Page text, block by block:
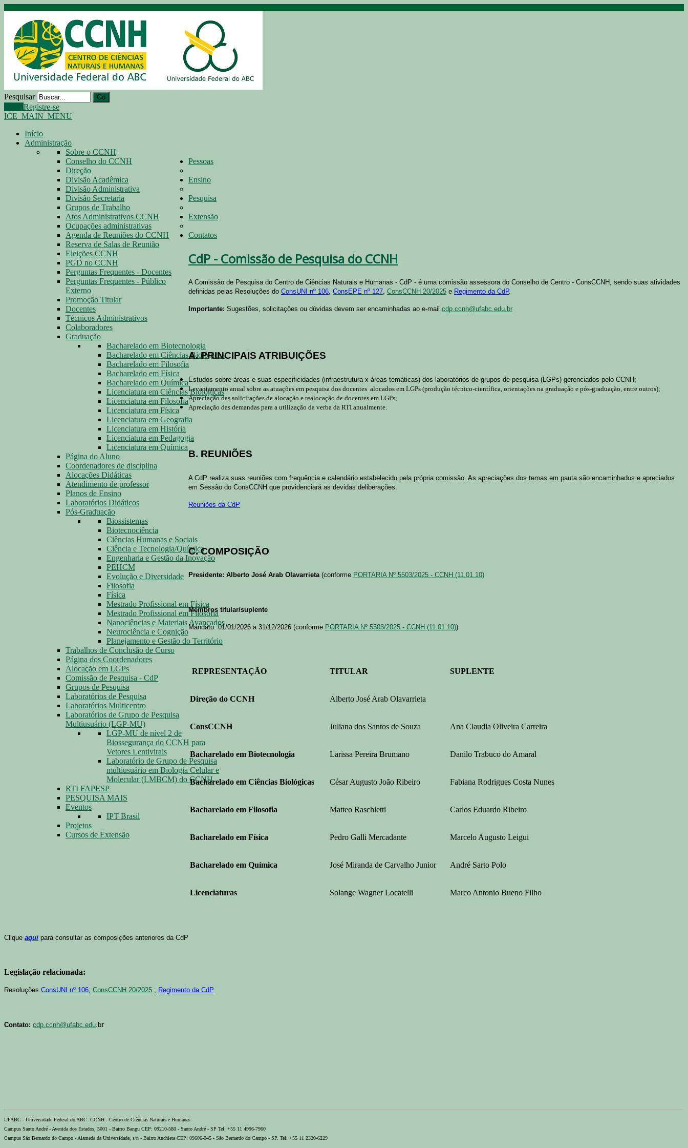
Pesquisar Go
Registre-se
ICE_MAIN_MENU
Início
Administração
Sobre o CCNH
Conselho do CCNH
Direção
Divisão Acadêmica
Divisão Administrativa
Divisão Secretaria
Grupos de Trabalho
Atos Administrativos CCNH
Ocupações administrativas
Agenda de Reuniões do CCNH
Reserva de Salas de Reunião
Eleições CCNH
PGD no CCNH
Perguntas Frequentes - Docentes
Perguntas Frequentes - Público
Externo
Promoção Titular
Pessoas
Docentes
Técnicos Administrativos
Colaboradores
Ensino
Graduação
Bacharelado em Biotecnologia
Bacharelado em Ciências Biológicas
Bacharelado em Filosofia
Bacharelado em Física
Bacharelado em Química
Licenciatura em Ciências Biológicas
Licenciatura em Filosofia
Licenciatura em Física
Licenciatura em Geografia
Licenciatura em História
Licenciatura em Pedagogia
Licenciatura em Química
Página do Aluno
Coordenadores de disciplina
Alocações Didáticas
Atendimento de professor
Planos de Ensino
Laboratórios Didáticos
Pós-Graduação
Biossistemas
Biotecnociência
Ciências Humanas e Sociais
Ciência e Tecnologia/Química
Engenharia e Gestão da Inovação
PEHCM
Evolução e Diversidade
Filosofia
Física
Mestrado Profissional em Física
Mestrado Profissional em Filosofia
Nanociências e Materiais Avançados
Neurociência e Cognição
Planejamento e Gestão do Território
Trabalhos de Conclusão de Curso
Página dos Coordenadores
Pesquisa
Alocação em LGPs
Comissão de Pesquisa - CdP
Grupos de Pesquisa
Laboratórios de Pesquisa
Laboratórios Multicentro
Laboratórios de Grupo de Pesquisa
Multiusuário (LGP-MU)
LGP-MU de nível 2 de
Biossegurança do CCNH para
Vetores Lentivirais
Laboratório de Grupo de Pesquisa
multiusuário em Biologia Celular e
Molecular (LMBCM) do CCNH
RTI FAPESP
PESQUISA MAIS
Extensão
Eventos
IPT Brasil
Projetos
Cursos de Extensão
Contatos
CdP - Comissão de Pesquisa do CCNH
A Comissão de Pesquisa do Centro de Ciências Naturais e Humanas - CdP - é uma comissão assessora do Conselho de Centro - ConsCCNH, sendo suas atividades
definidas pelas Resoluções do ConsUNI nº 106 ConsEPE nº 127 ConsCCNH 20/2025 e Regimento da CdP.
Importante: Sugestões, solicitações ou dúvidas devem ser encaminhadas ao e-mail cdp.ccnh@ufabc.edu.br
A. PRINCIPAIS ATRIBUIÇÕES
Estudos sobre áreas e suas especificidades (infraestrutura x áreas temáticas) dos laboratórios de grupos de pesquisa (LGPs) gerenciados pelo CCNH;
Levantamento anual sobre as atuações em pesquisa dos docentes alocados em LGPs (produção técnico-científica, orientações na graduação e pós-graduação, entre outros);
Apreciação das solicitações de alocação e realocação de docentes em LGPs;
Apreciação das demandas para a utilização da verba da RTI anualmente.
B. REUNIÕES
A CdP realiza suas reuniões com frequência e calendário estabelecido pela própria comissão. As apreciações dos temas em pauta são encaminhados e apreciados
em Sessão do ConsCCNH que providenciará as devidas deliberações.
Reuniões da CdP
C. COMPOSIÇÃO
Presidente: Alberto José Arab Olavarrieta(conforme PORTARIA Nº 5503/2025 - CCNH (11.01.10)
Membros titular/suplente
Mandato: 01/01/2026 a 31/12/2026 (conforme PORTARIA Nº 5503/2025 - CCNH (11.01.10))
REPRESENTAÇÃO TITULAR SUPLENTE
Direção do CCNH Alberto José Arab Olavarrieta
ConsCCNH Juliana dos Santos de Souza Ana Claudia Oliveira Carreira
Bacharelado em Biotecnologia Larissa Pereira Brumano Danilo Trabuco do Amaral
Bacharelado em Ciências Biológicas César Augusto João Ribeiro Fabiana Rodrigues Costa Nunes
Bacharelado em Filosofia Matteo Raschietti Carlos Eduardo Ribeiro
Bacharelado em Física Pedro Galli Mercadante Marcelo Augusto Leigui
Bacharelado em Química José Miranda de Carvalho Junior André Sarto Polo
Licenciaturas Solange Wagner Locatelli Marco Antonio Bueno Filho
Clique aqui para consultar as composições anteriores da CdP
Legislação relacionada:
Resoluções ConsUNI nº 106; ConsCCNH 20/2025 ; Regimento da CdP
Contato: cdp.ccnh@ufabc.edu.br
UFABC - Universidade Federal do ABC. CCNH - Centro de Ciências Naturais e Humanas.
Campus Santo André - Avenida dos Estados, 5001 - Bairro Bangu CEP: 09210-580 - Santo André - SP Tel: +55 11 4996-7960
Campus São Bernardo do Campo - Alameda da Universidade, s/n - Bairro Anchieta CEP: 09606-045 - São Bernardo do Campo - SP. Tel: +55 11 2320-6229